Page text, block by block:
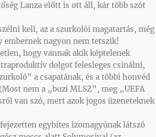
Lanza előtt is ott áll, kár több szót
kell, az a szurkolói magatartás, még
embernek nagyon nem tetszik!
hogy vannak akik képtelenek
dolgot felesleges csinálni,
a csapatának, és a többi honvéd
nem a „buzi MLSZ”, meg „UEFA
van szó, mert azok jogos üzeneteknek
egybites izomagyúnak látszó